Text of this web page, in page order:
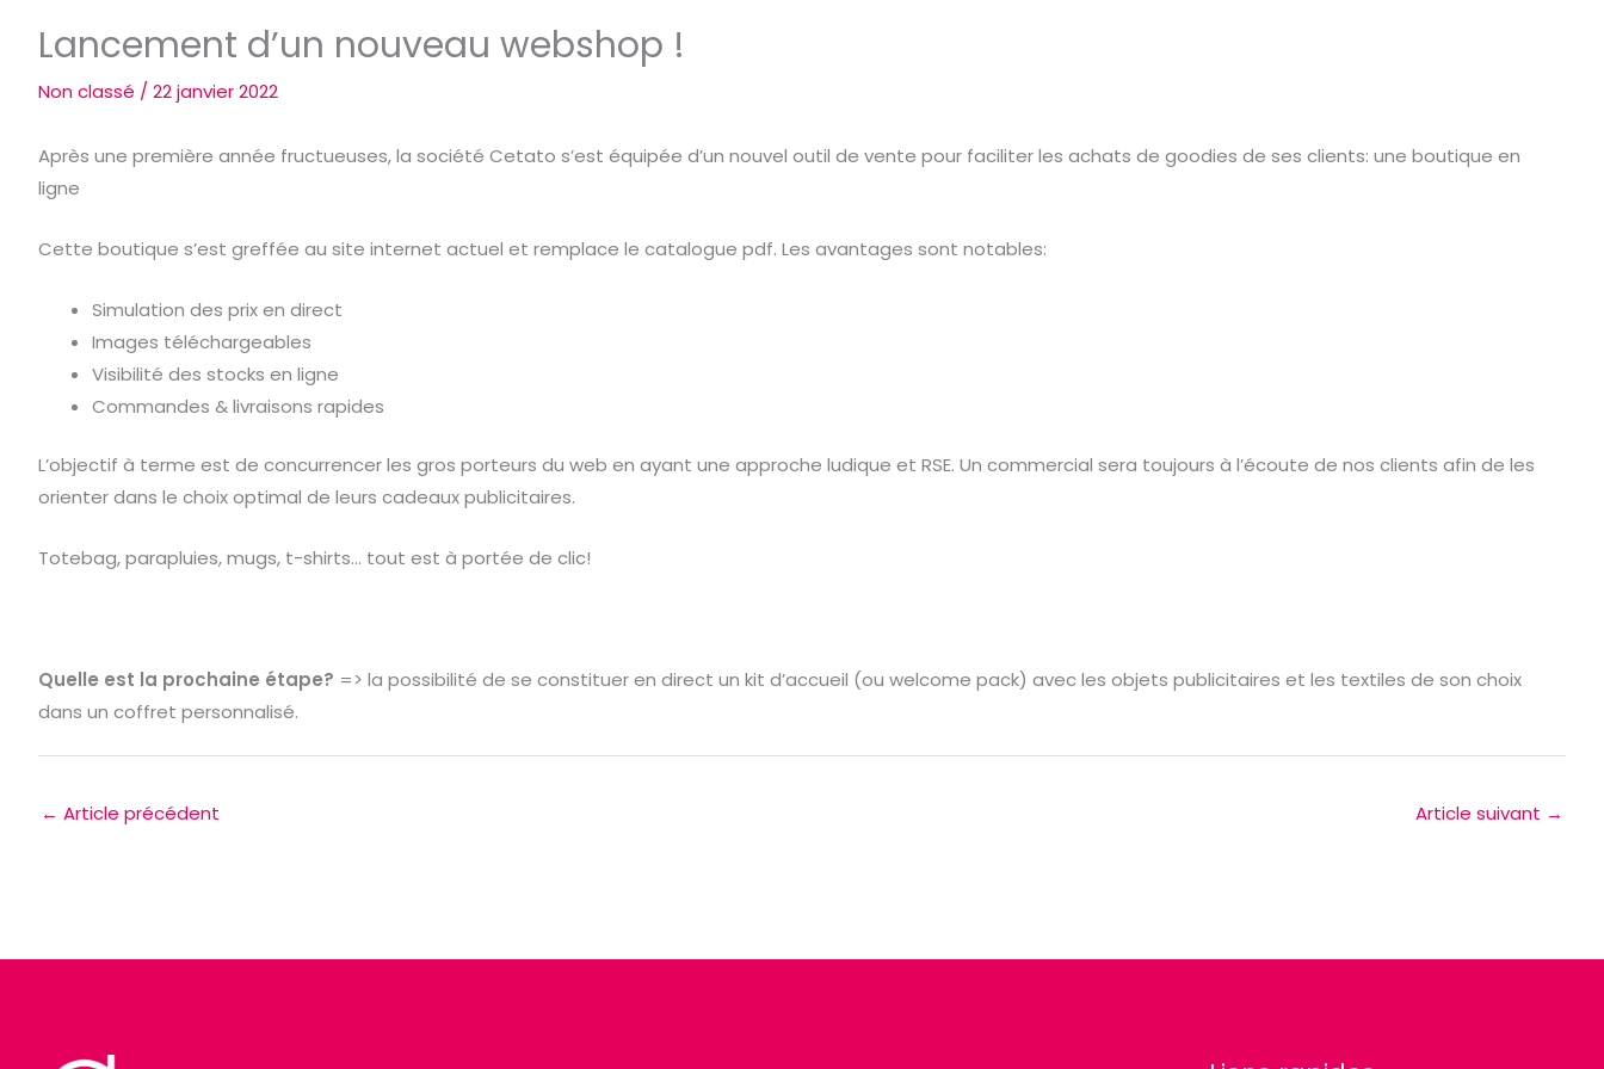
Lancement d’un nouveau webshop !
Non classé /22 janvier 2022
Après une première année fructueuses, la société Cetato s’est équipée d’un nouvel outil de vente pour faciliter les achats de goodies de ses clients: une boutique en
ligne
Cette boutique s’est greffée au site internet actuel et remplace le catalogue pdf. Les avantages sont notables:
Simulation des prix en direct
Images téléchargeables
Visibilité des stocks en ligne
Commandes & livraisons rapides
L’objectif à terme est de concurrencer les gros porteurs du web en ayant une approche ludique et RSE. Un commercial sera toujours à l’écoute de nos clients afin de les
orienter dans le choix optimal de leurs cadeaux publicitaires.
Totebag, parapluies, mugs, t-shirts… tout est à portée de clic!
Quelle est la prochaine étape? => la possibilité de se constituer en direct un kit d’accueil (ou welcome pack) avec les objets publicitaires et les textiles de son choix
dans un coffret personnalisé.
← Article précédent Article suivant →